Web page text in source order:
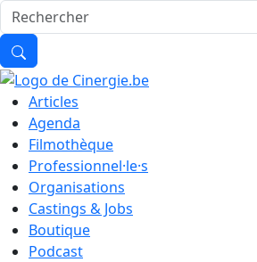
Articles
Agenda
Filmothèque
Professionnel·le·s
Organisations
Castings & Jobs
Boutique
Podcast